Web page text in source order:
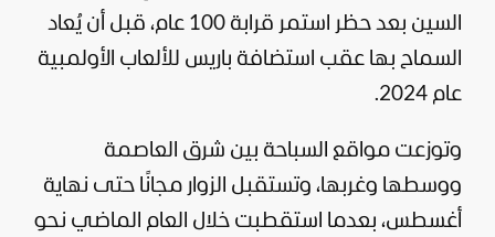
السين بعد حظر استمر قرابة 100 عام، قبل أن يُعاد
السماح بها عقب استضافة باريس للألعاب الأولمبية
عام 2024.
وتوزعت مواقع السباحة بين شرق العاصمة
ووسطها وغربها، وتستقبل الزوار مجانًا حتى نهاية
أغسطس، بعدما استقطبت خلال العام الماضي نحو